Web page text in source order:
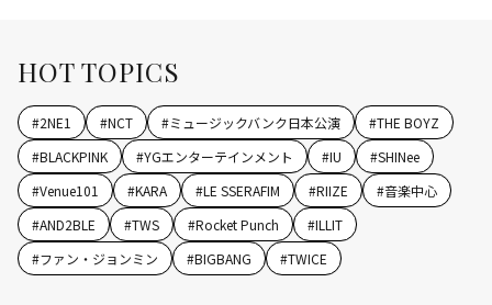
HOT TOPICS
#2NE1 #NCT #ミュージックバンク日本公演 #THE BOYZ
#BLACKPINK #YGエンターテインメント #IU #SHINee
#Venue101 #KARA #LE SSERAFIM #RIIZE #音楽中心
#AND2BLE #TWS #Rocket Punch #ILLIT
#ファン・ジョンミン #BIGBANG #TWICE